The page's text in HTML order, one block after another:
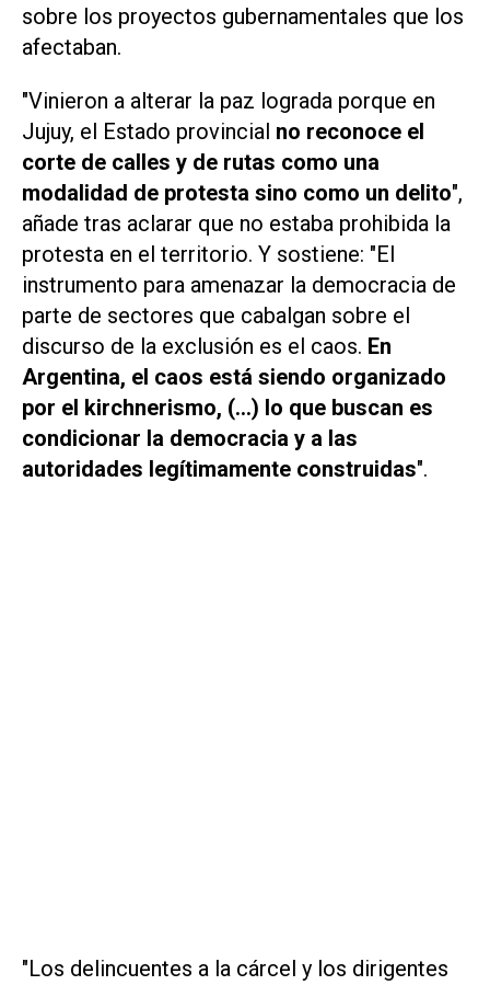
sobre los proyectos gubernamentales que los
afectaban.
"Vinieron a alterar la paz lograda porque en
Jujuy, el Estado provincial no reconoce el
corte de calles y de rutas como una
modalidad de protesta sino como un delito",
añade tras aclarar que no estaba prohibida la
protesta en el territorio. Y sostiene: "El
instrumento para amenazar la democracia de
parte de sectores que cabalgan sobre el
discurso de la exclusión es el caos. En
Argentina, el caos está siendo organizado
por el kirchnerismo, (...) lo que buscan es
condicionar la democracia y a las
autoridades legítimamente construidas".
"Los delincuentes a la cárcel y los dirigentes